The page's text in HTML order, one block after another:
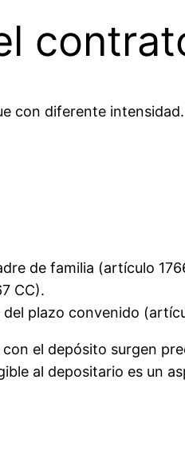
con diferente
de familia (artículo
CC).
plazo convenido
el depósito surgen
al depositario es un